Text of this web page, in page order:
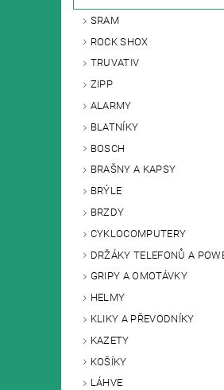
SRAM
ROCK SHOX
TRUVATIV
ZIPP
ALARMY
BLATNÍKY
BOSCH
BRAŠNY A KAPSY
BRÝLE
BRZDY
CYKLOCOMPUTERY
DRŽÁKY TELEFONŮ A
GRIPY A OMOTÁVKY
HELMY
KLIKY A PŘEVODNÍKY
KAZETY
KOŠÍKY
LÁHVE